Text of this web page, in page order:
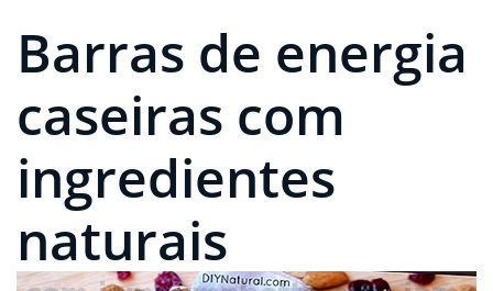
Barras de energia
caseiras com
ingredientes
naturais